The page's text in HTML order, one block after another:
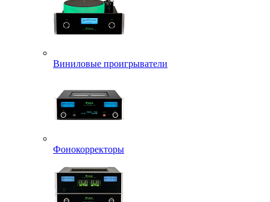
Виниловые проигрыватели
Фонокорректоры